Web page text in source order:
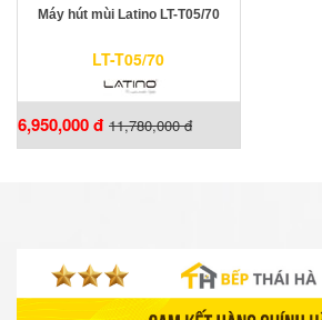
Máy hút mùi Latino LT-T05/70
LT-T05/70
6,950,000 đ 11,780,000 đ